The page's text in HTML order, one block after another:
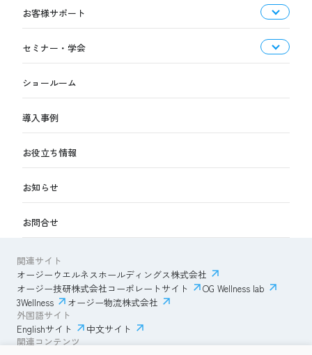
お客様サポート
セミナー・学会
ショールーム
導入事例
お役立ち情報
お知らせ
お問合せ
関連サイト
オージーウエルネスホールディングス株式会社
オージー技研株式会社コーポレートサイト
OG Wellness lab
3Wellness
オージー物流株式会社
外国語サイト
Englishサイト
中文サイト
関連コンテンツ